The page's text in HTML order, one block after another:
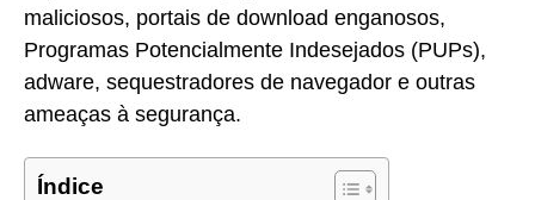
maliciosos, portais de download enganosos,
Programas Potencialmente Indesejados (PUPs),
adware, sequestradores de navegador e outras
ameaças à segurança.
Índice